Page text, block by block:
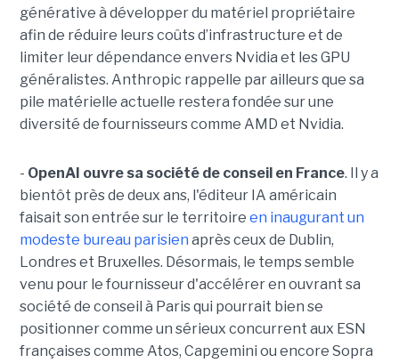
générative à développer du matériel propriétaire
afin de réduire leurs coûts d’infrastructure et de
limiter leur dépendance envers Nvidia et les GPU
généralistes. Anthropic rappelle par ailleurs que sa
pile matérielle actuelle restera fondée sur une
diversité de fournisseurs comme AMD et Nvidia.
- OpenAI ouvre sa société de conseil en France. Il y a
bientôt près de deux ans, l'éditeur IA américain
faisait son entrée sur le territoire en inaugurant un
modeste bureau parisien après ceux de Dublin,
Londres et Bruxelles. Désormais, le temps semble
venu pour le fournisseur d'accélérer en ouvrant sa
société de conseil à Paris qui pourrait bien se
positionner comme un sérieux concurrent aux ESN
françaises comme Atos, Capgemini ou encore Sopra